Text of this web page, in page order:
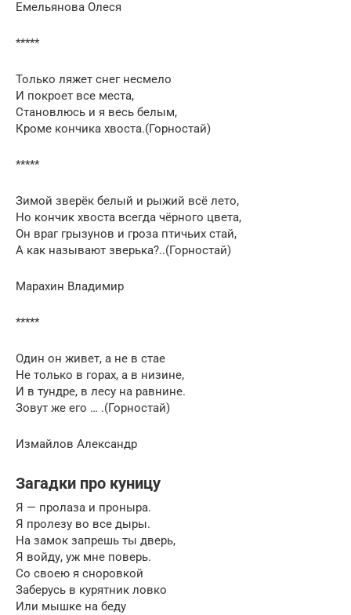
Емельянова Олеся
*****
Только ляжет снег несмело
И покроет все места,
Становлюсь и я весь белым,
Кроме кончика хвоста.(Горностай)
*****
Зимой зверёк белый и рыжий всё лето,
Но кончик хвоста всегда чёрного цвета,
Он враг грызунов и гроза птичьих стай,
А как называют зверька?..(Горностай)
Марахин Владимир
*****
Один он живет, а не в стае
Не только в горах, а в низине,
И в тундре, в лесу на равнине.
Зовут же его … .(Горностай)
Измайлов Александр
Загадки про куницу
Я — пролаза и проныра.
Я пролезу во все дыры.
На замок запрешь ты дверь,
Я войду, уж мне поверь.
Со своею я сноровкой
Заберусь в курятник ловко
Или мышке на беду